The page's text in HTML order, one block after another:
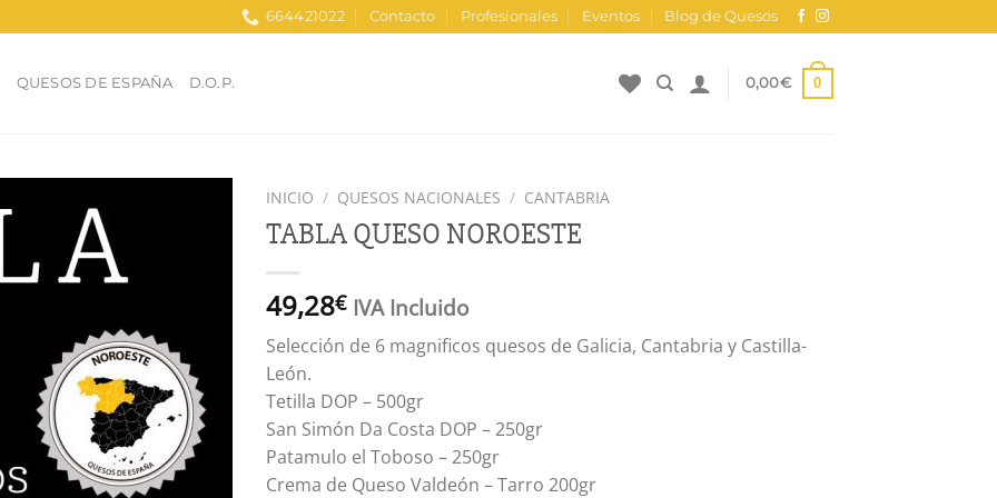
664421022 Contacto Profesionales Eventos Blog de Quesos
QUESOS DE ESPAÑA D.O.P. 0,00€ 0
INICIO / QUESOS NACIONALES / CANTABRIA
TABLA QUESO NOROESTE
49,28€ IVA Incluido
Selección de 6 magnificos quesos de Galicia, Cantabria y Castilla-
León.
Tetilla DOP – 500gr
San Simón Da Costa DOP – 250gr
Patamulo el Toboso – 250gr
Crema de Queso Valdeón – Tarro 200gr